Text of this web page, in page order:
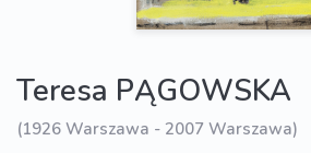
Teresa PĄGOWSKA
(1926 Warszawa - 2007 Warszawa)